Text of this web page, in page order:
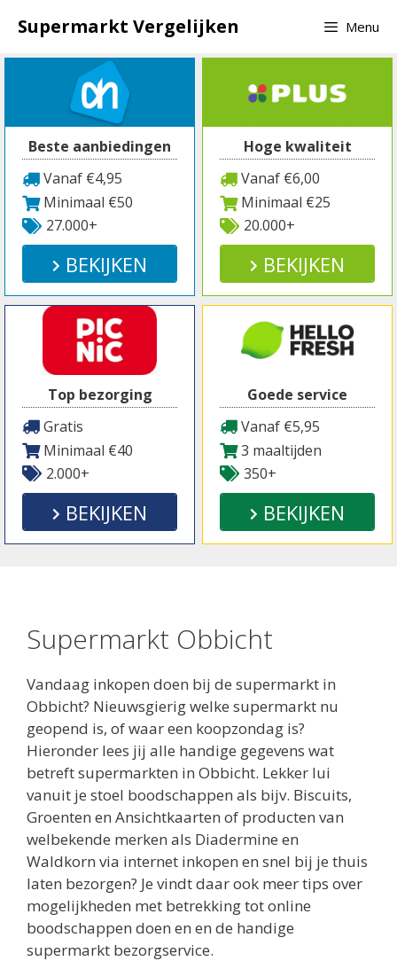
naar
inhoud
Supermarkt Vergelijken Menu
Beste aanbiedingen
Vanaf €4,95
Minimaal €50
27.000+
BEKIJKEN
Hoge kwaliteit
Vanaf €6,00
Minimaal €25
20.000+
BEKIJKEN
Top bezorging
Gratis
Minimaal €40
2.000+
BEKIJKEN
Goede service
Vanaf €5,95
3 maaltijden
350+
BEKIJKEN
Supermarkt Obbicht
Vandaag inkopen doen bij de supermarkt in
Obbicht? Nieuwsgierig welke supermarkt nu
geopend is, of waar een koopzondag is?
Hieronder lees jij alle handige gegevens wat
betreft supermarkten in Obbicht. Lekker lui
vanuit je stoel boodschappen als bijv. Biscuits,
Groenten en Ansichtkaarten of producten van
welbekende merken als Diadermine en
Waldkorn via internet inkopen en snel bij je thuis
laten bezorgen? Je vindt daar ook meer tips over
mogelijkheden met betrekking tot online
boodschappen doen en en de handige
supermarkt bezorgservice.